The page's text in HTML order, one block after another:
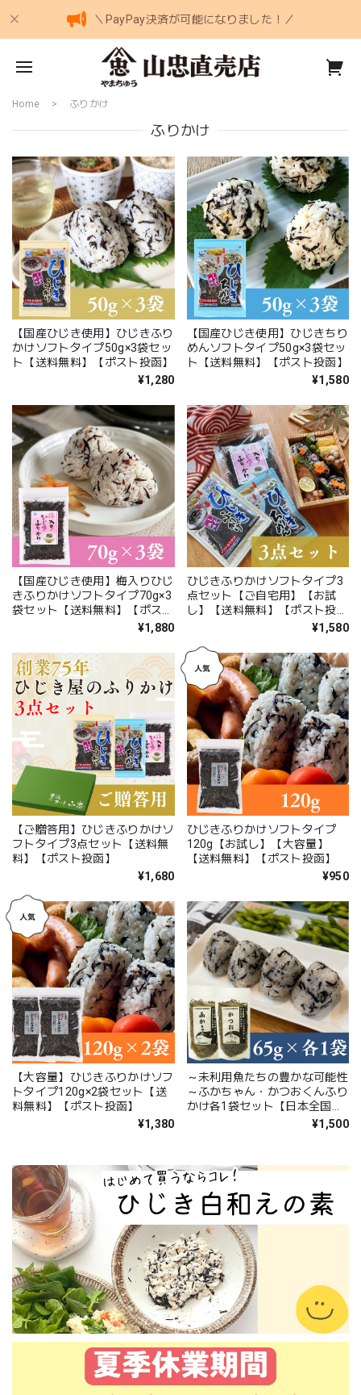
＼PayPay決済が可能になりました！／
Home ふりかけ
ふりかけ
【国産ひじき使用】ひじきふり
かけソフトタイプ50g×3袋セッ
ト【送料無料】【ポスト投函】
¥1,280
【国産ひじき使用】ひじきちり
めんソフトタイプ50g×3袋セッ
ト【送料無料】【ポスト投函】
¥1,580
【国産ひじき使用】梅入りひじ
きふりかけソフトタイプ70g×3
袋セット【送料無料】【ポスト
¥1,880
ひじきふりかけソフトタイプ3
点セット【ご自宅用】【お試
し】【送料無料】【ポスト投
¥1,580
【ご贈答用】ひじきふりかけソ
フトタイプ3点セット【送料無
料】【ポスト投函】
¥1,680
ひじきふりかけソフトタイプ
120g【お試し】【大容量】
【送料無料】【ポスト投函】
¥950
【大容量】ひじきふりかけソフ
トタイプ120g×2袋セット【送
料無料】【ポスト投函】
¥1,380
～未利用魚たちの豊かな可能性
～ふかちゃん・かつおくんふり
かけ各1袋セット【日本全国送
料無料】【ポスト投函】【大分
¥1,500